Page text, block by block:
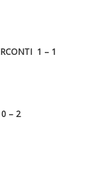
1 – 1
– 2